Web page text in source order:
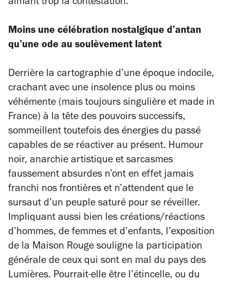
aimant trop la contestation.
Moins une célébration nostalgique d’antan
qu’une ode au soulèvement latent
Derrière la cartographie d’une époque indocile,
crachant avec une insolence plus ou moins
véhémente (mais toujours singulière et made in
France) à la tête des pouvoirs successifs,
sommeillent toutefois des énergies du passé
capables de se réactiver au présent. Humour
noir, anarchie artistique et sarcasmes
faussement absurdes n’ont en effet jamais
franchi nos frontières et n’attendent que le
sursaut d’un peuple saturé pour se réveiller.
Impliquant aussi bien les créations/réactions
d’hommes, de femmes et d’enfants, l’exposition
de la Maison Rouge souligne la participation
générale de ceux qui sont en mal du pays des
Lumières. Pourrait-elle être l’étincelle, ou du